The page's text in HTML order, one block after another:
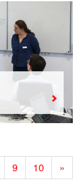
9 10 »